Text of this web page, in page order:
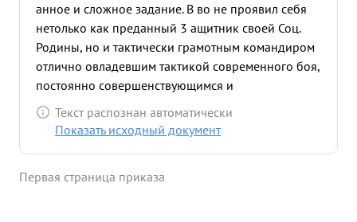
анное и сложное задание. В во не проявил себя
нетолько как преданный 3 ащитник своей Соц.
Родины, но и тактически грамотным командиром
отлично овладевшим тактикой современного боя,
постоянно совершенствующимся и
воспитывающим подчиненных. За два года войны
прошел путь от Помощника Командира
за Крым в 1941 году командуя 101 Отд.АЭ
Текст распознан автоматически
Показать исходный документ
Первая страница приказа